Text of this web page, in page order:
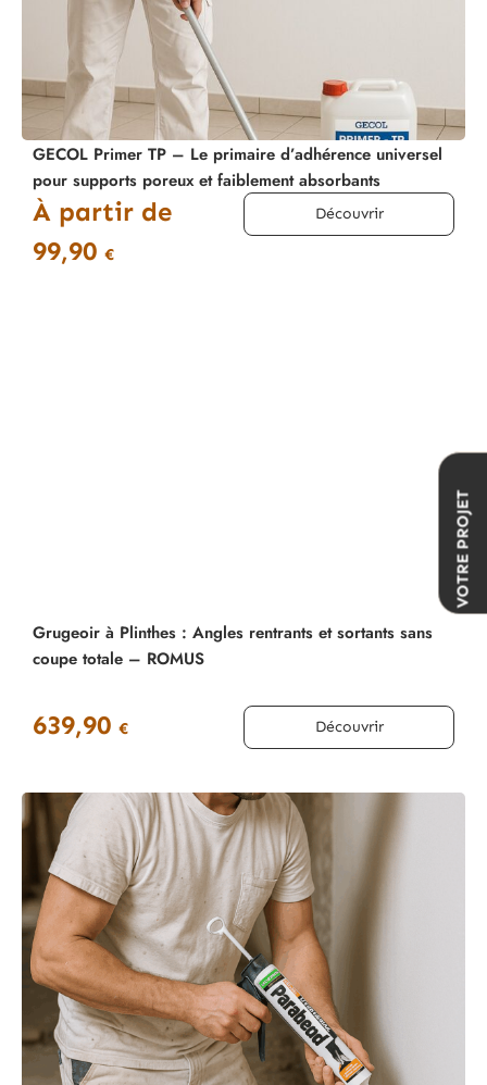
VOTRE PROJET
GECOL Primer TP – Le primaire d’adhérence universel
pour supports poreux et faiblement absorbants
À partir de
99,90 €
Découvrir
Grugeoir à Plinthes : Angles rentrants et sortants sans
coupe totale – ROMUS
639,90 € Découvrir